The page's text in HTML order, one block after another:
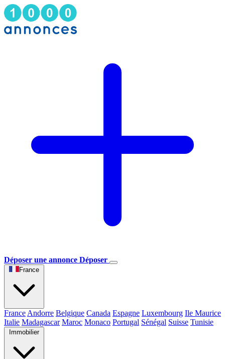
Déposer une annonce Déposer
France
France Andorre Belgique Canada Espagne Luxembourg Ile Maurice
Italie Madagascar Maroc Monaco Portugal Sénégal Suisse Tunisie
Immobilier